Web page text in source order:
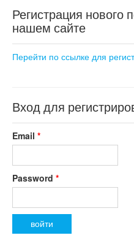
Регистрация нового
нашем сайте
Перейти по ссылке для
Вход для
Email *
Password *